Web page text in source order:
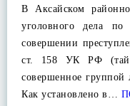
В Аксайском
уголовного дела
совершении
ст. 158 УК РФ
совершенное группой
Как установлено в…